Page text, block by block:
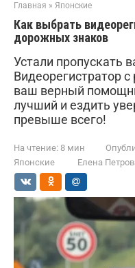
Главная » Японские
Как выбрать
дорожных знаков
Устали пропускать
Видеорегистратор
ваш верный
лучший и ездить
превыше всего!
На чтение: 8 мин
Японские
Елена